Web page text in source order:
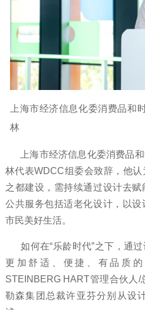
上海市经济信息化委消费品和
林
上海市经济信息化委消费品和
林代表WDCC组委会致辞，他
之都建设，需持续通过设计去
公共服务包括适老化设计，以
市民美好生活。
如何在“乐龄时代”之下，通过
更加舒适、便捷、有品质
STEINBERG HART管理合伙人/
勒森集团总裁许亚芬分别从设